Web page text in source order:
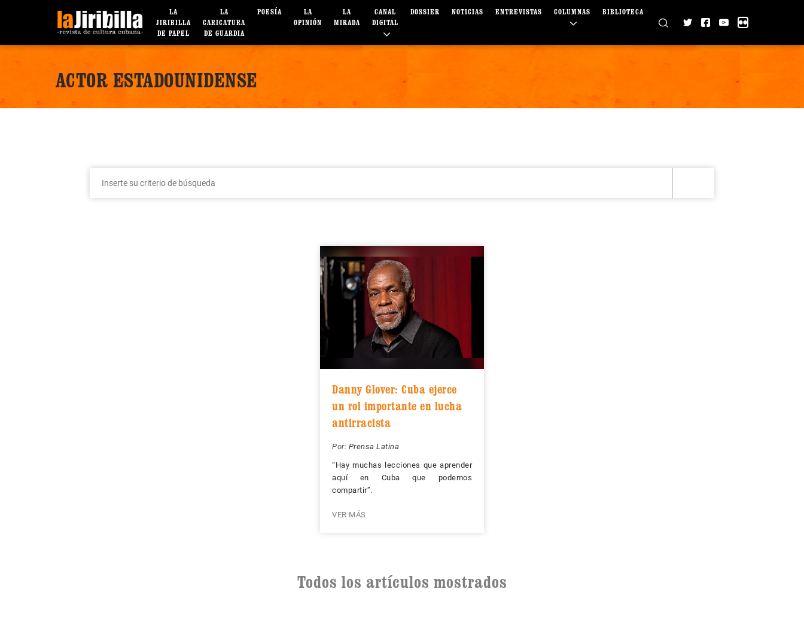
LA
JIRIBILLA
DE PAPEL
LA
CARICATURA
DE GUARDIA
POESÍA
LA
OPINIÓN
LA
MIRADA
CANAL
DIGITAL
DOSSIER NOTICIAS ENTREVISTAS COLUMNAS BIBLIOTECA
ACTOR ESTADOUNIDENSE
Danny Glover: Cuba ejerce
un rol importante en lucha
antirracista
Por: Prensa Latina
“Hay muchas lecciones que aprender
aquí en Cuba que podemos
compartir”.
VER MÁS
Todos los artículos mostrados